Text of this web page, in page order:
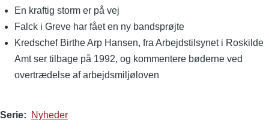
En kraftig storm er på vej
Falck i Greve har fået en ny bandsprøjte
Kredschef Birthe Arp Hansen, fra Arbejdstilsynet i Roskilde
Amt ser tilbage på 1992, og kommentere bøderne ved
overtrædelse af arbejdsmiljøloven
Serie Nyheder